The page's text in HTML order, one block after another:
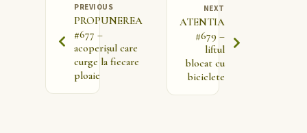
PREVIOUS
PROPUNEREA
#677 –
acoperișul care
curge la fiecare
ploaie
NEXT
ATENTIA
#679 –
liftul
blocat cu
biciclete